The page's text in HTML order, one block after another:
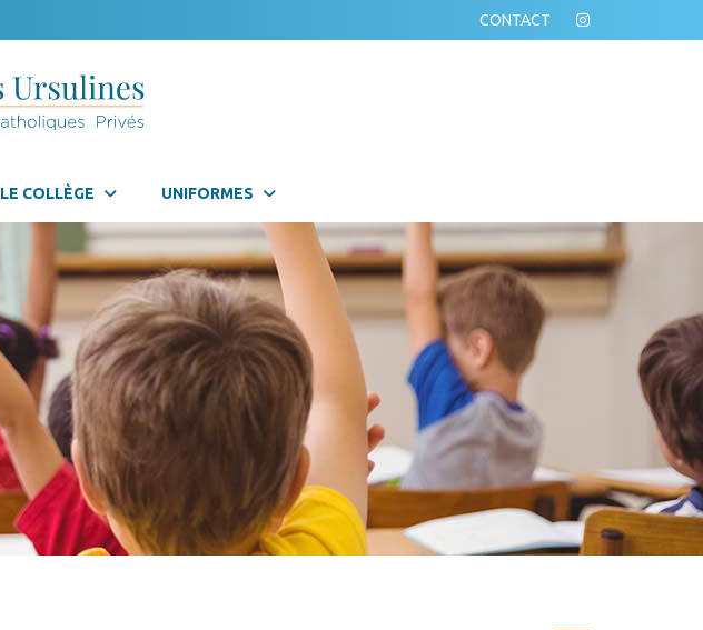
CONTACT
LE COLLÈGE UNIFORMES